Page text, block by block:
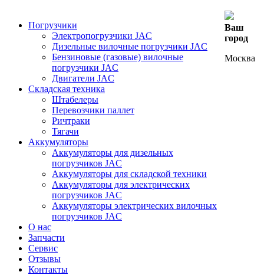
Погрузчики
Электропогрузчики JAC
Дизельные вилочные погрузчики JAC
Бензиновые (газовые) вилочные
погрузчики JAC
Двигатели JAC
Складская техника
Штабелеры
Перевозчики паллет
Ричтраки
Тягачи
Аккумуляторы
Аккумуляторы для дизельных
погрузчиков JAC
Аккумуляторы для складской техники
Аккумуляторы для электрических
погрузчиков JAC
Аккумуляторы электрических вилочных
погрузчиков JAC
О нас
Запчасти
Сервис
Отзывы
Контакты
Ваш
город
Москва